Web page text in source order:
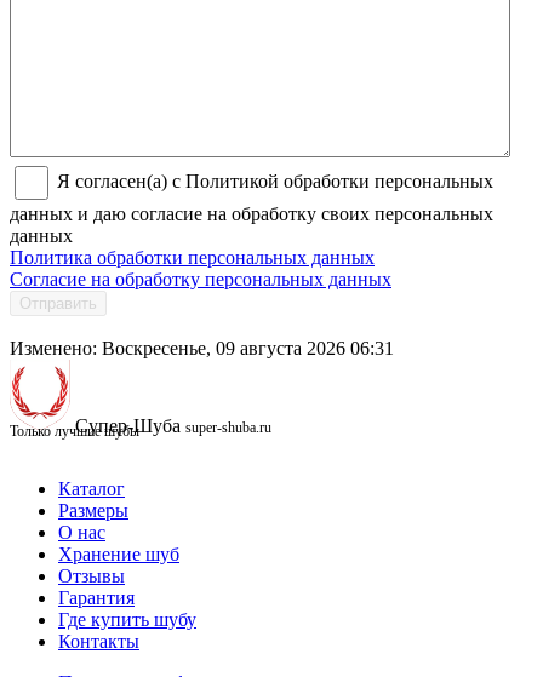
Я согласен(а) с Политикой обработки персональных
данных и даю согласие на обработку своих персональных
данных
Политика обработки персональных данных
Согласие на обработку персональных данных
Отправить
Изменено: Воскресенье, 09 августа 2026 06:31
Супер-Шуба super-shuba.ru
Только лучшие шубы
Каталог
Размеры
О нас
Хранение шуб
Отзывы
Гарантия
Где купить шубу
Контакты